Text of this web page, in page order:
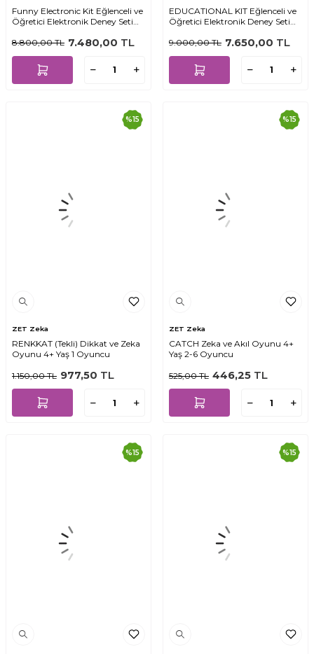
Funny Electronic Kit Eğlenceli ve
Öğretici Elektronik Deney Seti
8.800,00TL 7.480,00 TL
EDUCATIONAL KIT Eğlenceli ve
Öğretici Elektronik Deney Seti
9.000,00TL 7.650,00 TL
%15
ZET Zeka
RENKKAT (Tekli) Dikkat ve Zeka
Oyunu 4+ Yaş 1 Oyuncu
1.150,00TL 977,50 TL
%15
ZET Zeka
CATCH Zeka ve Akıl Oyunu 4+
Yaş 2-6 Oyuncu
525,00TL 446,25 TL
%15 %15